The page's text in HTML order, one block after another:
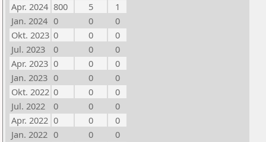
Apr. 2024 800 5
1
Jan. 2024 0 0
0
Okt. 2023 0 0
0
Jul. 2023
0 0
0
Apr. 2023 0 0
0
Jan. 2023 0 0
0
Okt. 2022 0 0
0
Jul. 2022
0 0
0
Apr. 2022 0 0
0
Jan. 2022 0 0
0